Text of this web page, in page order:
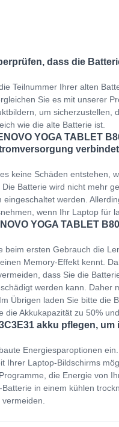
dass die
Teilnummer Ihrer alten
Sie es mit unserer
um
wie die alte Batterie ist.
YOGA TABLET
keine Schäden entstehen,
Batterie wird nicht mehr
eingeschaltet werden.
wenn Ihr Laptop für
YOGA TABLET
beim ersten Gebrauch die
Memory-Effekt kennt.
dass Sie die
werden kann. Daher
Übrigen laden Sie bitte die
die Akkukapazität zu 50%
akku pflegen,
Energiesparoptionen ein.
Ihrer Laptop-Bildschirms
die Energie von
in einem kühlen